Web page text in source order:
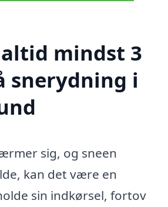
mindst 3
snerydning i
sig, og sneen
kan det være en
sin indkørsel, fortov